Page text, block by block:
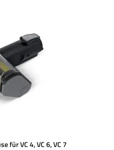
für VC 4, VC 6, VC 7